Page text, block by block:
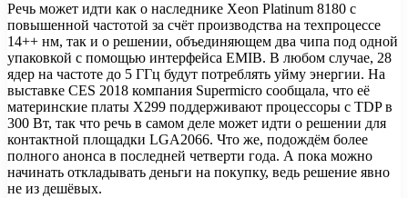
Речь может идти как о наследнике Xeon Platinum 8180 с
повышенной частотой за счёт производства на техпроцессе
14++ нм, так и о решении, объединяющем два чипа под одной
упаковкой с помощью интерфейса EMIB. В любом случае, 28
ядер на частоте до 5 ГГц будут потреблять уйму энергии. На
выставке CES 2018 компания Supermicro сообщала, что её
материнские платы X299 поддерживают процессоры с TDP в
300 Вт, так что речь в самом деле может идти о решении для
контактной площадки LGA2066. Что же, подождём более
полного анонса в последней четверти года. А пока можно
начинать откладывать деньги на покупку, ведь решение явно
не из дешёвых.